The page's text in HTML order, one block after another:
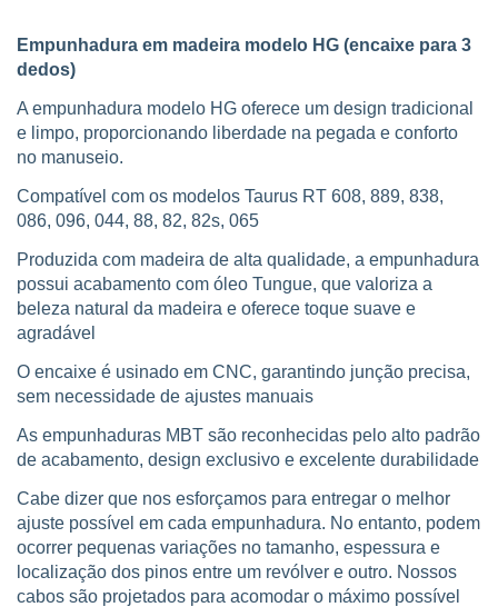
Empunhadura em madeira modelo HG (encaixe para 3
dedos)
A empunhadura modelo HG oferece um design tradicional
e limpo, proporcionando liberdade na pegada e conforto
no manuseio.
Compatível com os modelos Taurus RT 608, 889, 838,
086, 096, 044, 88, 82, 82s, 065
Produzida com madeira de alta qualidade, a empunhadura
possui acabamento com óleo Tungue, que valoriza a
beleza natural da madeira e oferece toque suave e
agradável
O encaixe é usinado em CNC, garantindo junção precisa,
sem necessidade de ajustes manuais
As empunhaduras MBT são reconhecidas pelo alto padrão
de acabamento, design exclusivo e excelente durabilidade
Cabe dizer que nos esforçamos para entregar o melhor
ajuste possível em cada empunhadura. No entanto, podem
ocorrer pequenas variações no tamanho, espessura e
localização dos pinos entre um revólver e outro. Nossos
cabos são projetados para acomodar o máximo possível